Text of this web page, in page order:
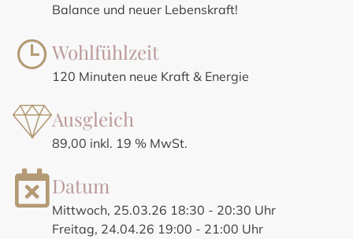
Balance und neuer Lebenskraft!
Wohlfühlzeit
120 Minuten neue Kraft & Energie
Ausgleich
89,00 inkl. 19 % MwSt.
Datum
Mittwoch, 25.03.26 18:30 - 20:30 Uhr
Freitag, 24.04.26 19:00 - 21:00 Uhr